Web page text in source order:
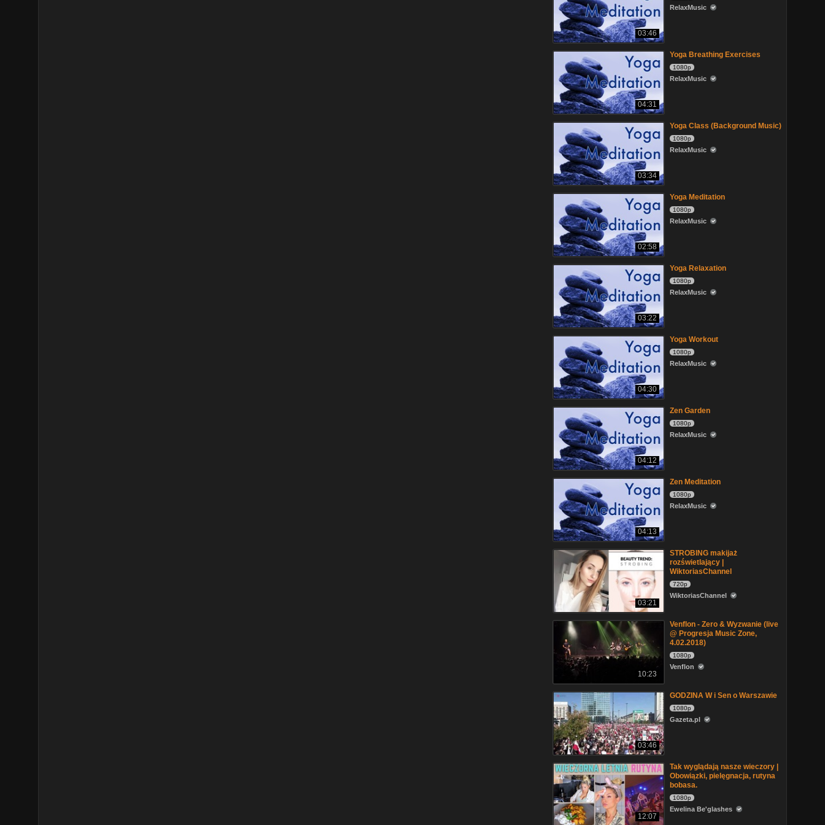
03:46
RelaxMusic
04:31
Yoga Breathing Exercises
1080p
RelaxMusic
03:34
Yoga Class (Background Music)
1080p
RelaxMusic
02:58
Yoga Meditation
1080p
RelaxMusic
03:22
Yoga Relaxation
1080p
RelaxMusic
04:30
Yoga Workout
1080p
RelaxMusic
04:12
Zen Garden
1080p
RelaxMusic
04:13
Zen Meditation
1080p
RelaxMusic
03:21
STROBING makijaż
rozświetlający |
WiktoriasChannel
720p
WiktoriasChannel
10:23
Venflon - Zero & Wyzwanie (live
@ Progresja Music Zone,
4.02.2018)
1080p
Venflon
03:46
GODZINA W i Sen o Warszawie
1080p
Gazeta.pl
12:07
Tak wyglądają nasze wieczory |
Obowiązki, pielęgnacja, rutyna
bobasa.
1080p
Ewelina Be'glashes